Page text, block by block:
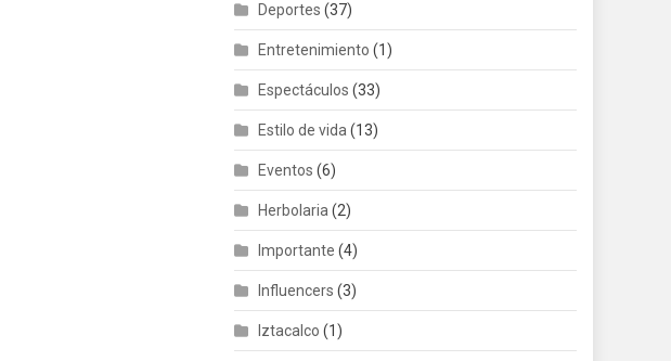
Deportes (37)
Entretenimiento (1)
Espectáculos (33)
Estilo de vida (13)
Eventos (6)
Herbolaria (2)
Importante (4)
Influencers (3)
Iztacalco (1)